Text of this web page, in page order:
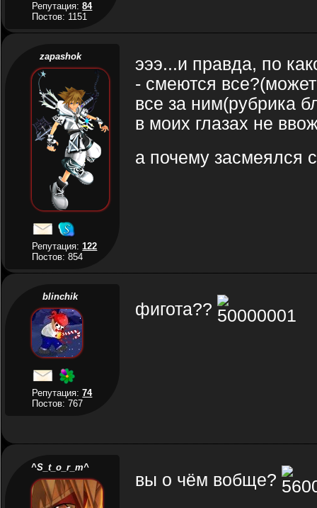
Репутация:84
Постов: 1151
zapashok
Репутация:122
Постов: 854
эээ...и правда, по
- смеются
все за ним(рубрика
в моих глазах не
а почему засмеялся
blinchik
Репутация:74
Постов: 767
фигота??
^S_t_o_r_m^
вы о чём вобще?